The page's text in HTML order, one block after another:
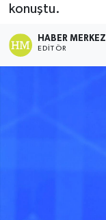
konuştu.
HABER MERKEZI
EDITÖR